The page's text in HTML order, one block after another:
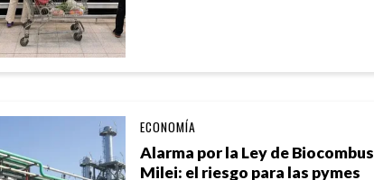
Alarma por la Ley de
Milei: el riesgo para las pymes
ECONOMÍA